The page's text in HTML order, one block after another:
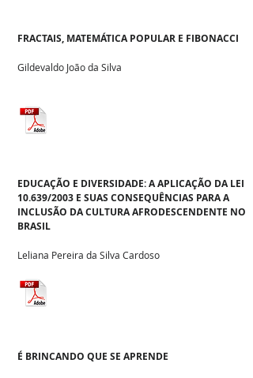
Gildevaldo João da Silva
FRACTAIS, MATEMÁTICA POPULAR E FIBONACCI
Leliana Pereira da Silva Cardoso
EDUCAÇÃO E DIVERSIDADE: A APLICAÇÃO DA LEI
10.639/2003 E SUAS CONSEQUÊNCIAS PARA A
INCLUSÃO DA CULTURA AFRODESCENDENTE NO
BRASIL
É BRINCANDO QUE SE APRENDE